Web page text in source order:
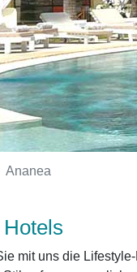
Ananea
mit uns die